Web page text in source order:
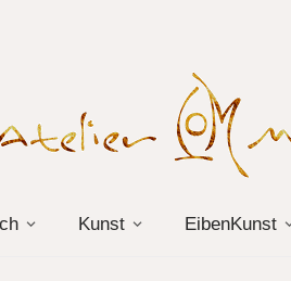
Kunst EibenKunst